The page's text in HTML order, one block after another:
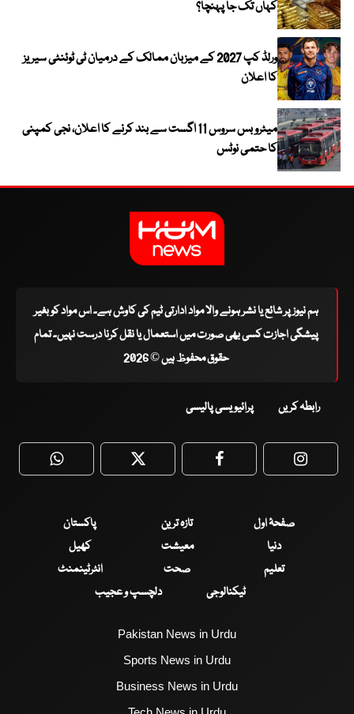
کہاں تک جا پہنچا؟
ورلڈ کپ 2027 کے میزبان ممالک کے درمیان ٹی ٹوئنٹی سیریز
کا اعلان
میٹرو بس سروس 11 اگست سے بند کرنے کا اعلان، نجی کمپنی
کا حتمی نوٹس
ہم نیوز پر شائع یا نشر ہونے والا مواد ادارتی ٹیم کی کاوش ہے۔ اس مواد کو بغیر
پیشگی اجازت کسی بھی صورت میں استعمال یا نقل کرنا درست نہیں۔ تمام
حقوق محفوظ ہیں © 2026
رابطہ کریں پرائیویسی پالیسی
WhatsApp Twitter Facebook
صفحۂ اول تازہ ترین
پاکستان
دنیا
معیشت
کھیل
تعلیم
صحت
انٹرٹینمنٹ
ٹیکنالوجی
دلچسپ و عجیب
Pakistan News in Urdu
Sports News in Urdu
Business News in Urdu